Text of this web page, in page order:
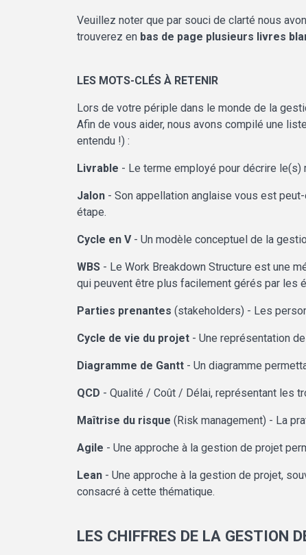
Veuillez noter que par souci de clarté nous
trouverez en bas de page plusieurs livres
LES MOTS-CLÉS À RETENIR
Lors de votre périple dans le monde de la
Afin de vous aider, nous avons compilé une
entendu !) :
Livrable - Le terme employé pour décrire
Jalon - Son appellation anglaise vous est
étape.
Cycle en V- Un modèle conceptuel de la
WBS - Le Work Breakdown Structure est une
qui peuvent être plus facilement gérés par les
Parties prenantes (stakeholders) - Les
Cycle de vie du projet - Une représentation
Diagramme de Gantt - Un diagramme
QCD - Qualité / Coût / Délai, représentant les
Maîtrise du risque (Risk management) - La
Agile - Une approche à la gestion de projet
Lean - Une approche à la gestion de projet,
consacré à cette thématique.
LES CHIFFRES DE LA GESTION